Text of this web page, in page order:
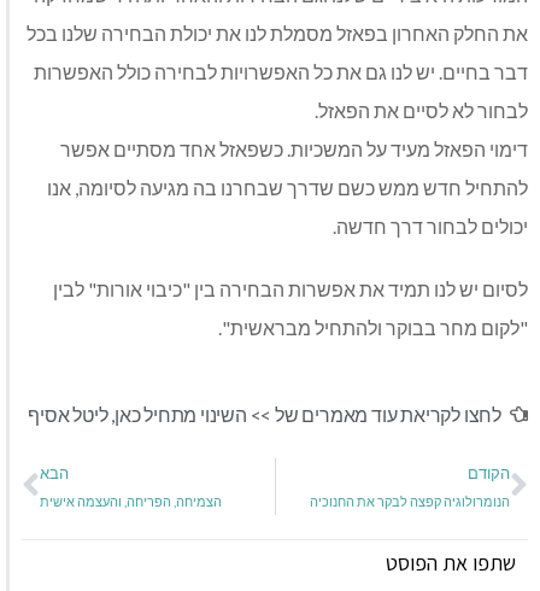
את החלק האחרון בפאזל מסמלת לנו את יכולת הבחירה שלנו בכל
דבר בחיים. יש לנו גם את כל האפשרויות לבחירה כולל האפשרות
לבחור לא לסיים את הפאזל.
דימוי הפאזל מעיד על המשכיות. כשפאזל אחד מסתיים אפשר
להתחיל חדש ממש כשם שדרך שבחרנו בה מגיעה לסיומה, אנו
יכולים לבחור דרך חדשה.
לסיום יש לנו תמיד את אפשרות הבחירה בין "כיבוי אורות" לבין
"לקום מחר בבוקר ולהתחיל מבראשית".
לחצו לקריאת עוד מאמרים של >> השינוי מתחיל כאן,ליטל אסיף
הקודם
הנומרולוגיה קפצה לבקר את החנוכיה
הבא
הצמיחה, הפריחה, והעצמה אישית
שתפו את הפוסט